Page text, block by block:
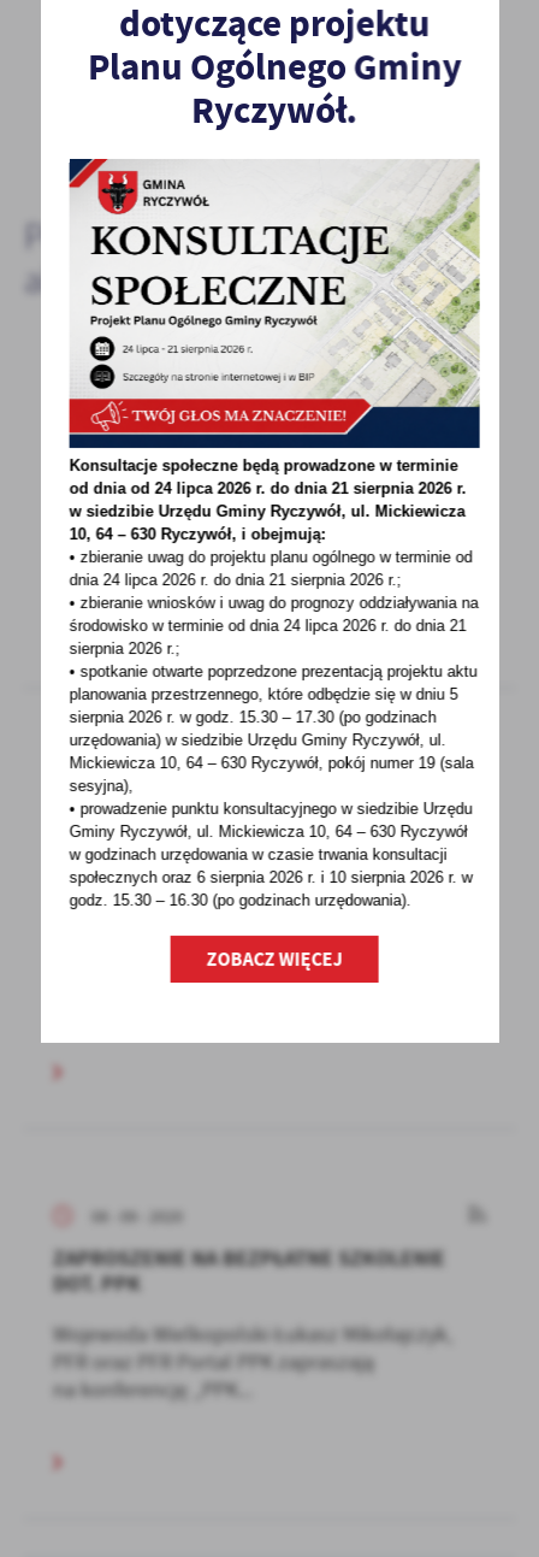
Spodobała Ci się informacja? Zostaw nam swoją opinię
- to dla Ciebie staramy się być najlepsi, a Twoje zdanie
bardzo nam w tym pomoże!
Pozostałe
aktualności
09 - 09 - 2020
AKTUALNE DOFINANSOWANIA NA
INWESTYCJE EKOLOGICZNE
1. DLA PRZEDSIĘBIORCÓW. 80% dotacje
na farmy fotowoltaiczne, lub/i na poprawę
efektywności...
08 - 09 - 2020
INFORMACJA POWIATOWEGO LEKARZA
WETERYNARII W OBORNIKACH W SPRAWIE
SZCZEPIEŃ PSÓW I KOTÓW PRZECIWKO
WŚCIEKLIŹNIE
Wścieklizna jest chorobą zakaźną, wywoływaną
przez wirus powodujący zmiany zapalne
08 - 09 - 2020
ZAPROSZENIE NA BEZPŁATNE SZKOLENIE
DOT. PPK
Wojewoda Wielkopolski Łukasz Mikołajczyk,
PFR oraz PFR Portal PPK zapraszają
na konferencję „PPK...
dotyczące projektu
Planu Ogólnego Gminy
Ryczywół.
Konsultacje społeczne będą prowadzone w terminie
od dnia od 24 lipca 2026 r. do dnia 21 sierpnia 2026 r.
w siedzibie Urzędu Gminy Ryczywół, ul. Mickiewicza
10, 64 – 630 Ryczywół, i obejmują:
• zbieranie uwag do projektu planu ogólnego w terminie od
dnia 24 lipca 2026 r. do dnia 21 sierpnia 2026 r.;
• zbieranie wniosków i uwag do prognozy oddziaływania na
środowisko w terminie od dnia 24 lipca 2026 r. do dnia 21
sierpnia 2026 r.;
• spotkanie otwarte poprzedzone prezentacją projektu aktu
planowania przestrzennego, które odbędzie się w dniu 5
sierpnia 2026 r.w godz. 15.30 – 17.30 (po godzinach
urzędowania) w siedzibie Urzędu Gminy Ryczywół, ul.
Mickiewicza 10, 64 – 630 Ryczywół, pokójnumer 19 (sala
sesyjna),
• prowadzenie punktu konsultacyjnego w siedzibie Urzędu
Gminy Ryczywół, ul. Mickiewicza 10, 64 – 630 Ryczywół
w godzinachurzędowania w czasie trwania konsultacji
społecznych oraz 6 sierpnia 2026 r. i 10 sierpnia 2026 r. w
godz. 15.30 – 16.30 (po godzinachurzędowania).
ZOBACZ WIĘCEJ